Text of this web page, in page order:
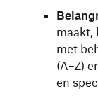
maakt,
met
(A–Z)
en